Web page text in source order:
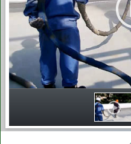
chúng tôi sử
Chúng tôi áp dụng các
toàn và hiệu quả, đảm bảo
gian ngắn. Từ máy hút
phẩm sinh học hỗ trợ phân
chọn phù hợp với tình trạng
chuyên nghiệp, dịch vụ của
chế mùi hôi và bảo vệ tuổi